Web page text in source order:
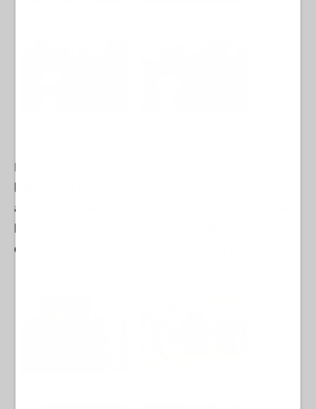
Durante el acto se recordó la
legionario Kevin Parra
aquellos militares españoles que, a lo largo de la
historia, sirvieron a España con lealtad,
combatieron con valor y murieron con honor.